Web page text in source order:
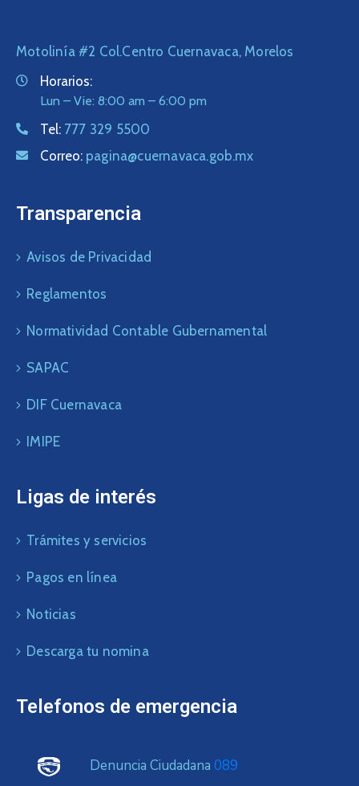
Motolinía #2 Col.Centro Cuernavaca, Morelos
Horarios:
Lun – Vie: 8:00 am – 6:00 pm
Tel: 777 329 5500
Correo: pagina@cuernavaca.gob.mx
Transparencia
Avisos de Privacidad
Reglamentos
Normatividad Contable Gubernamental
SAPAC
DIF Cuernavaca
IMIPE
Ligas de interés
Trámites y servicios
Pagos en línea
Noticias
Descarga tu nomina
Telefonos de emergencia
Denuncia Ciudadana 089